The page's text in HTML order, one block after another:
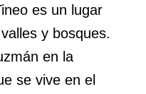
es un lugar
y bosques.
en la
se vive en el